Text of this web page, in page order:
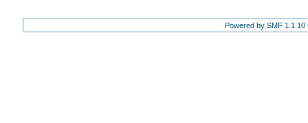
Powered by SMF 1.1.10